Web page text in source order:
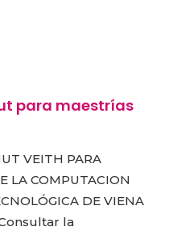
para maestrías
VEITH PARA
LA COMPUTACION
DE VIENA
Consultar la